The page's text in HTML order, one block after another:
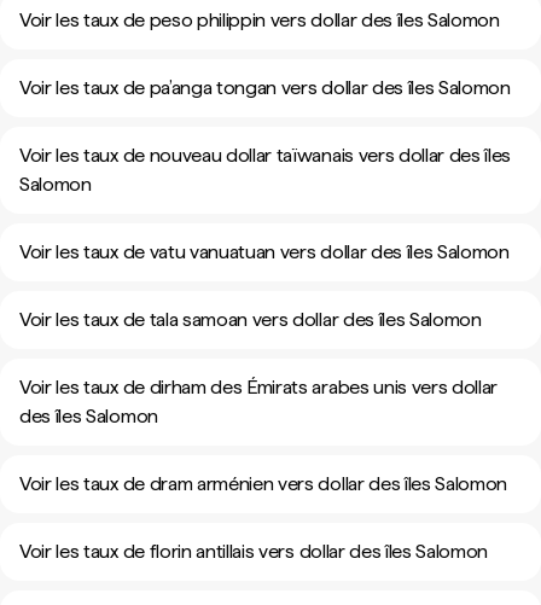
Voir les taux de peso philippin vers dollar des îles Salomon
Voir les taux de pa’anga tongan vers dollar des îles Salomon
Voir les taux de nouveau dollar taïwanais vers dollar des îles
Salomon
Voir les taux de vatu vanuatuan vers dollar des îles Salomon
Voir les taux de tala samoan vers dollar des îles Salomon
Voir les taux de dirham des Émirats arabes unis vers dollar
des îles Salomon
Voir les taux de dram arménien vers dollar des îles Salomon
Voir les taux de florin antillais vers dollar des îles Salomon